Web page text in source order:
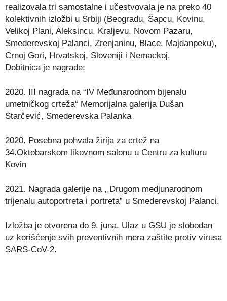
realizovala tri samostalne i učestvovala je na preko 40
kolektivnih izložbi u Srbiji (Beogradu, Šapcu, Kovinu,
Velikoj Plani, Aleksincu, Kraljevu, Novom Pazaru,
Smederevskoj Palanci, Zrenjaninu, Blace, Majdanpeku),
Crnoj Gori, Hrvatskoj, Sloveniji i Nemackoj.
Dobitnica je nagrade:
2020. III nagrada na “IV Međunarodnom bijenalu
umetničkog crteža“ Memorijalna galerija Dušan
Starčević, Smederevska Palanka
2020. Posebna pohvala žirija za crtež na
34.Oktobarskom likovnom salonu u Centru za kulturu
Kovin
2021. Nagrada galerije na ,,Drugom medjunarodnom
trijenalu autoportreta i portreta” u Smederevskoj Palanci.
Izložba je otvorena do 9. juna. Ulaz u GSU je slobodan
uz korišćenje svih preventivnih mera zaštite protiv virusa
SARS-CoV-2.